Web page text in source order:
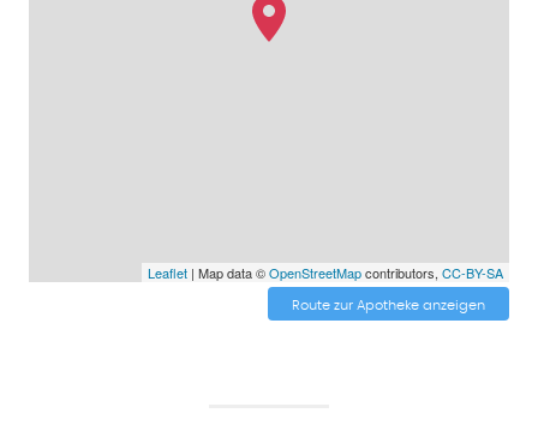
Leaflet| Map data ©OpenStreetMapcontributors, CC-BY-SA
Route zur Apotheke anzeigen